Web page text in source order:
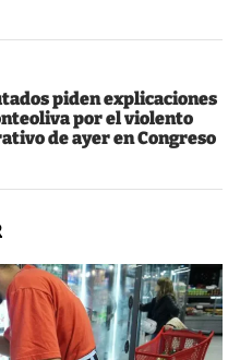
piden explicaciones
por el violento
de ayer en Congreso